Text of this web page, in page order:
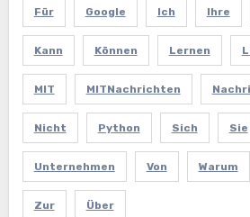
Für Google Ich Ihre
Kann Können Lernen
MIT MITNachrichten
Nicht Python Sich Sie
Unternehmen Von Warum
Zur Über